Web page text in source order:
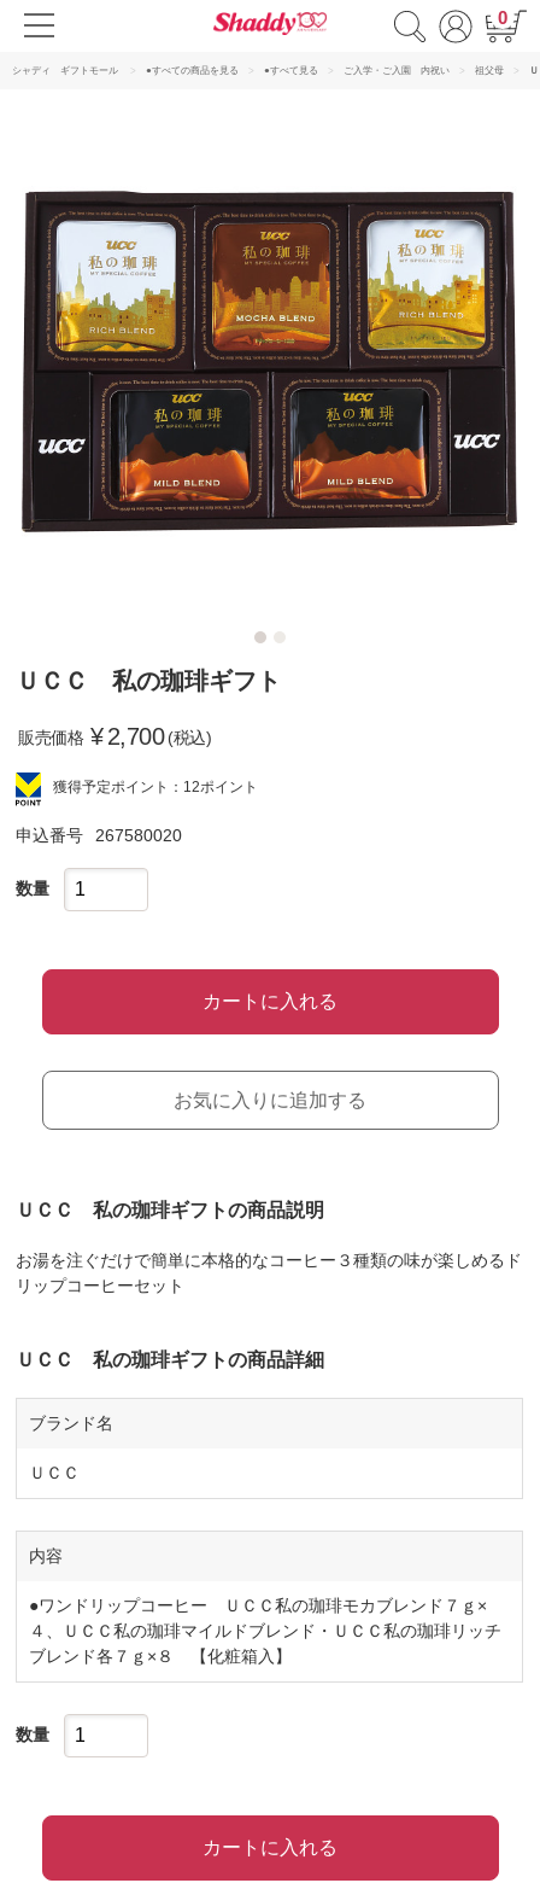
0
シャディ ギフトモール ●すべての商品を見る ●すべて見る ご入学・ご入園 内祝い 祖父母
ＵＣＣ 私の珈琲ギフト
販売価格 ¥2,700 (税込)
獲得予定ポイント：12ポイント
申込番号 267580020
数量
カートに入れる
お気に入りに追加する
ＵＣＣ 私の珈琲ギフトの商品説明
お湯を注ぐだけで簡単に本格的なコーヒー３種類の味が楽しめるド
リップコーヒーセット
ＵＣＣ 私の珈琲ギフトの商品詳細
ブランド名
ＵＣＣ
内容
●ワンドリップコーヒー ＵＣＣ私の珈琲モカブレンド７ｇ×
４、ＵＣＣ私の珈琲マイルドブレンド・ＵＣＣ私の珈琲リッチ
ブレンド各７ｇ×８ 【化粧箱入】
数量
カートに入れる